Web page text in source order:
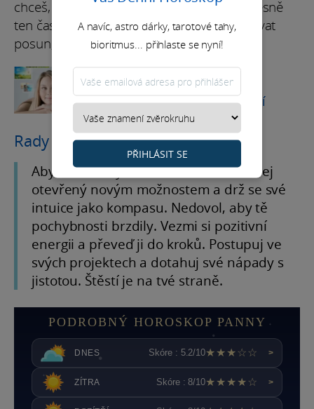
chceš, a můžeš jít dál s důvěrou. Teď je přesně
ten čas proměnit plány v realitu a nastartovat
posun, který se v kariéře počítá.
Všechno o vašem
astrologickém znamení
Rady na měsíc
Abys ze září vytěžil maximum, zůstávej
otevřený novým možnostem a drž se své
intuice jako kompasu. Nedovol, aby tě
pochybnosti brzdily. Vezmi si pozitivní
energii a převeď ji do kroků. Postupuj ve
svých projektech a dotahuj své nápady s
jistotou. Štěstí je na tvé straně.
PODROBNÝ HOROSKOP PANNY
DNES Skóre : 5.2/10★★★☆☆ >
ZÍTRA Skóre : 8/10★★★★☆ >
A navíc, astro dárky, tarotové tahy,
bioritmus... přihlaste se nyní!
PŘIHLÁSIT SE